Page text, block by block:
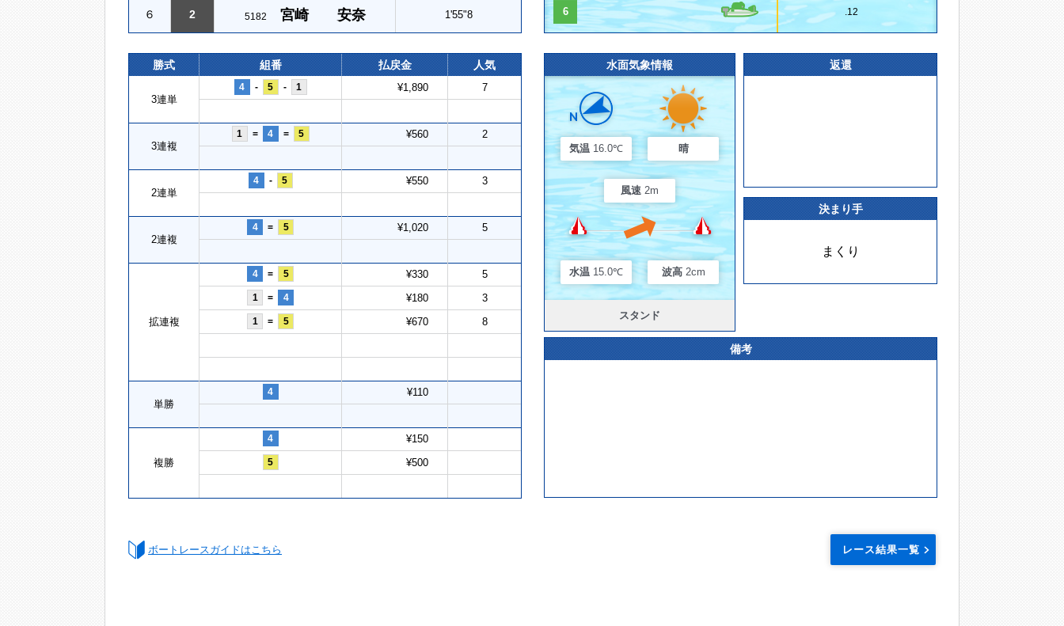
６ 2 5182 宮崎 安奈 1'55"8 6 .12
勝式 組番 払戻金 人気
3連単
4 - 5 - 1 ¥1,890 7
3連複
1 = 4 = 5 ¥560 2
2連単
4 - 5 ¥550 3
2連複
4 = 5 ¥1,020 5
拡連複
4 = 5 ¥330 5
1 = 4 ¥180 3
1 = 5 ¥670 8
単勝
4 ¥110
複勝
4 ¥150
5 ¥500
水面気象情報
気温 16.0℃ 晴
風速 2m
水温 15.0℃ 波高 2cm
スタンド
返還
決まり手
まくり
備考
ボートレースガイドはこちら レース結果一覧